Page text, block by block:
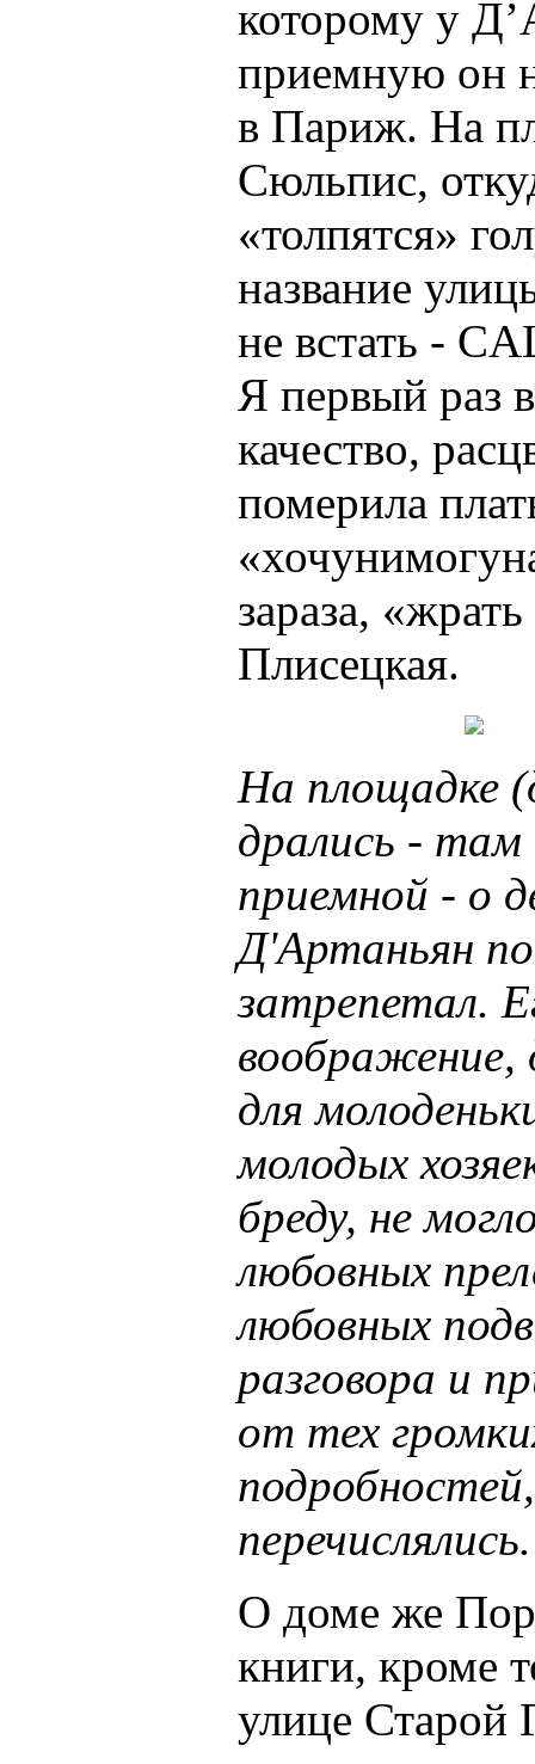
которому у
приемную он
в Париж. На
Сюльпис,
«толпятся»
название
не встать -
Я первый раз
качество,
померила
зараза,
Плисецкая.
На площадке
дрались -
приемной - о
Д'Артаньян
затрепетал.
воображение,
для
молодых
бреду, не
любовных
любовных
разговора и
от тех
перечислялись.
О доме же
книги, кроме
улице Старой